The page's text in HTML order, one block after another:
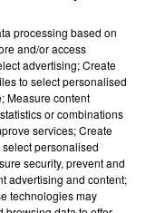
DE...
vendange 2026
prévu,
pour rappeler
processing based on
and/or access
advertising; Create
to select personalised
Measure content
or combinations
services; Create
personalised
security, prevent and
advertising and content;
technologies may